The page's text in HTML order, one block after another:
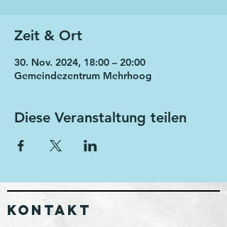
Zeit & Ort
30. Nov. 2024, 18:00 – 20:00
Gemeindezentrum Mehrhoog
Diese Veranstaltung teilen
KONTAKT